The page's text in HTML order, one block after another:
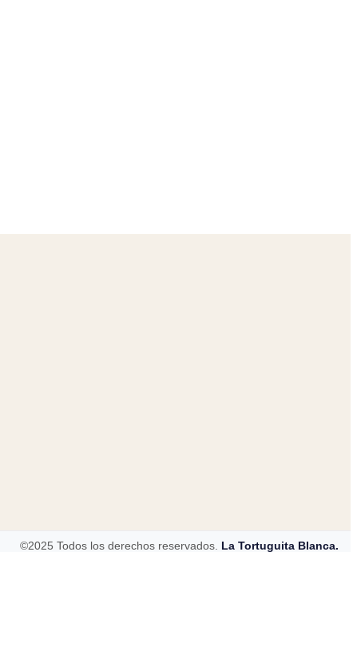
©2025 Todos los derechos reservados. La Tortuguita Blanca.